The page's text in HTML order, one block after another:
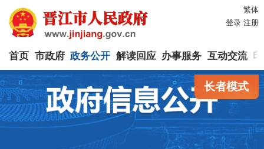
繁体
登录 注册
首页 市政府 政务公开 解读回应 办事服务 互动交流
长者模式